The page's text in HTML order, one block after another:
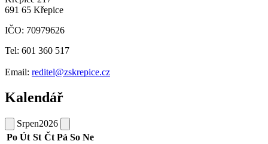
691 65 Křepice
IČO: 70979626
Tel: 601 360 517
Email: reditel@zskrepice.cz
Kalendář
Srpen2026
Po Út St Čt Pá So Ne